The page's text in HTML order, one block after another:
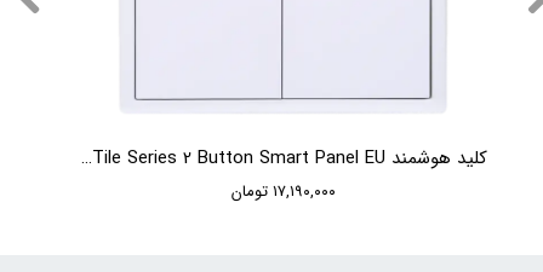
کلید هوشمند HDL Tile Series 2 Button Smart Panel EU
۱۷,۱۹۰,۰۰۰ تومان